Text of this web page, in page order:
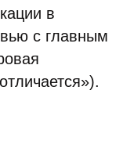
в
с главным